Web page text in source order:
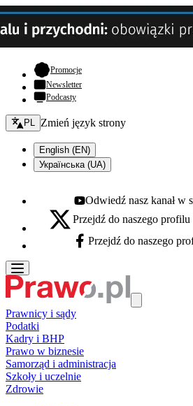
Promocje- otwiera się w nowej karcie
Newsletter
Podcasty
Zmień język - bieżący:
PL Zmień język strony
English (EN)
Українська (UA)
Youtube - otwiera się w nowej
Odwiedź nasz kanał w
X - otwiera się w nowej karcie
Przejdź do naszego
Facebook - otwiera się w nowej
Przejdź do naszego
Prawnicy i sądy
Podatki
Kadry i BHP
Prawo w biznesie
Samorząd i administracja
Szkoły i uczelnie
Zdrowie